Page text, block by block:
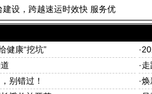
设，跨越速运时效快 服务优
健康“挖坑” ·
·
别错过！ ·焕